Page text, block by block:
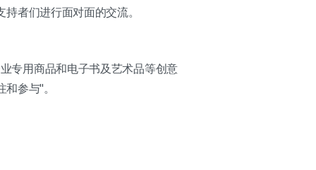
者们进行面对面的交流。
专用商品和电子书及艺术品等创意
参与"。